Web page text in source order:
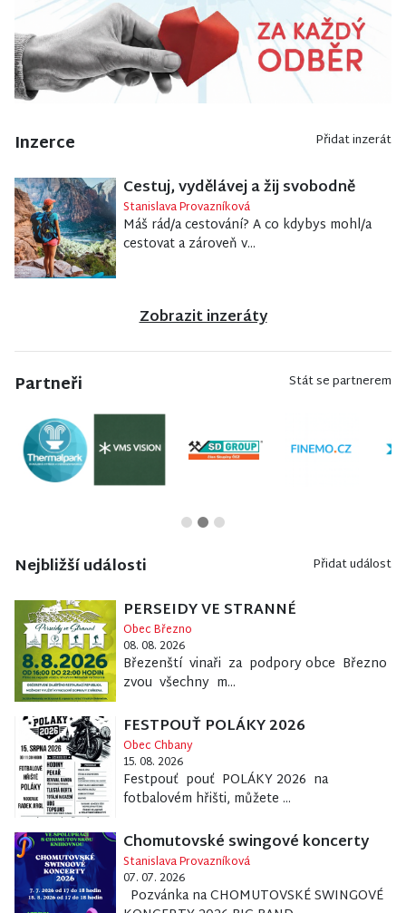
Inzerce Přidat inzerát
Cestuj, vydělávej a žij svobodně
Stanislava Provazníková
Máš rád/a cestování? A co kdybys mohl/a
cestovat a zároveň v...
Zobrazit inzeráty
Partneři Stát se partnerem
Nejbližší události Přidat událost
PERSEIDY VE STRANNÉ
Obec Březno
08. 08. 2026
Březenští vinaři za podpory obce Březno
zvou všechny m...
FESTPOUŤ POLÁKY 2026
Obec Chbany
15. 08. 2026
Festpouť pouť POLÁKY 2026 na
fotbalovém hřišti, můžete ...
Chomutovské swingové koncerty
Stanislava Provazníková
07. 07. 2026
Pozvánka na CHOMUTOVSKÉ SWINGOVÉ